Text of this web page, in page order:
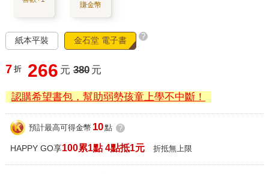
賺金幣
紙本平裝 金石堂 電子書 ?
7 折 266 元 380 元
認購希望書包，幫助弱勢孩童上學不中斷！
預計最高可得金幣 10點 ?
HAPPY GO享100累1點 4點抵1元 折抵無上限